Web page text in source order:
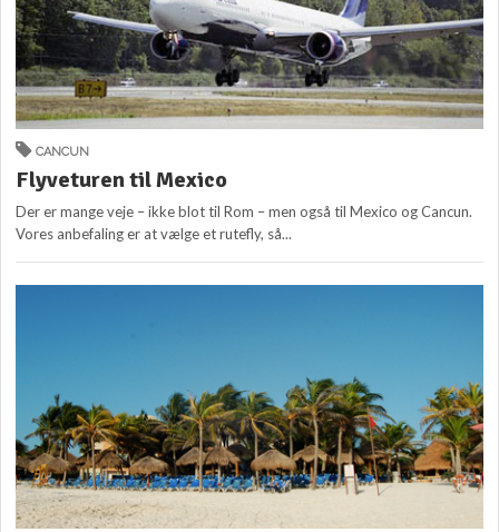
CANCUN
Flyveturen til Mexico
Der er mange veje – ikke blot til Rom – men også til Mexico og Cancun.
Vores anbefaling er at vælge et rutefly, så...